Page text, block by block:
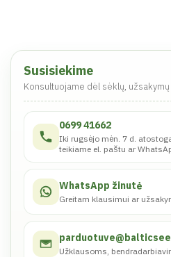
Susisiekime
Konsultuojame dėl sėklų, užsakymų
0699 41662
Iki rugsėjo mėn. 7 d.
teikiame el. paštu ar
WhatsApp žinutė
Greitam klausimui ar
Užklausoms,